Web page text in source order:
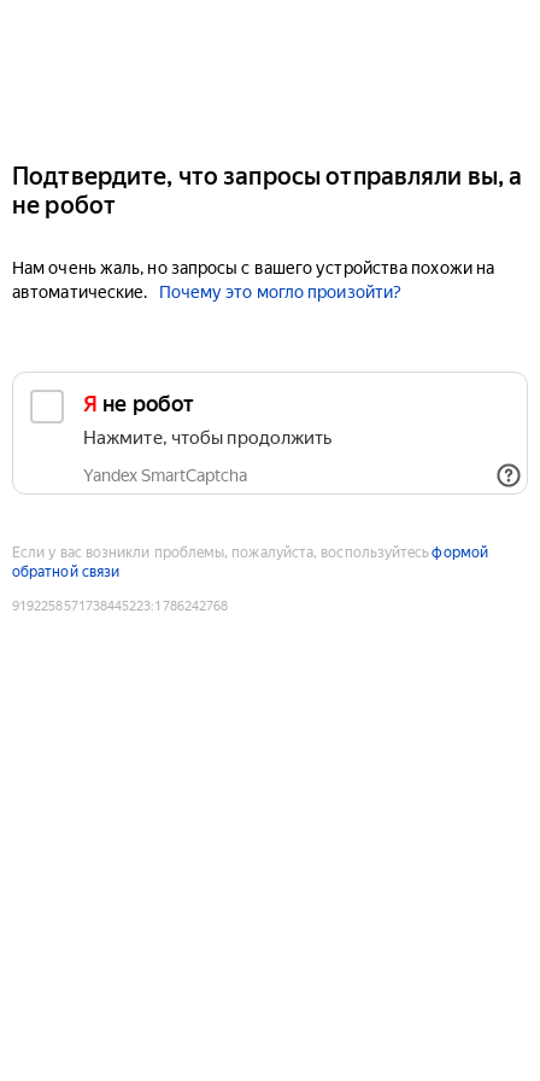
Подтвердите, что запросы отправляли вы, а
не робот
Нам очень жаль, но запросы с вашего устройства похожи на
автоматические.
Почему это могло произойти?
Я не робот
Нажмите, чтобы продолжить
Yandex SmartCaptcha
Если у вас возникли проблемы, пожалуйста, воспользуйтесьформой
обратной связи
9192258571738445223:1786242768